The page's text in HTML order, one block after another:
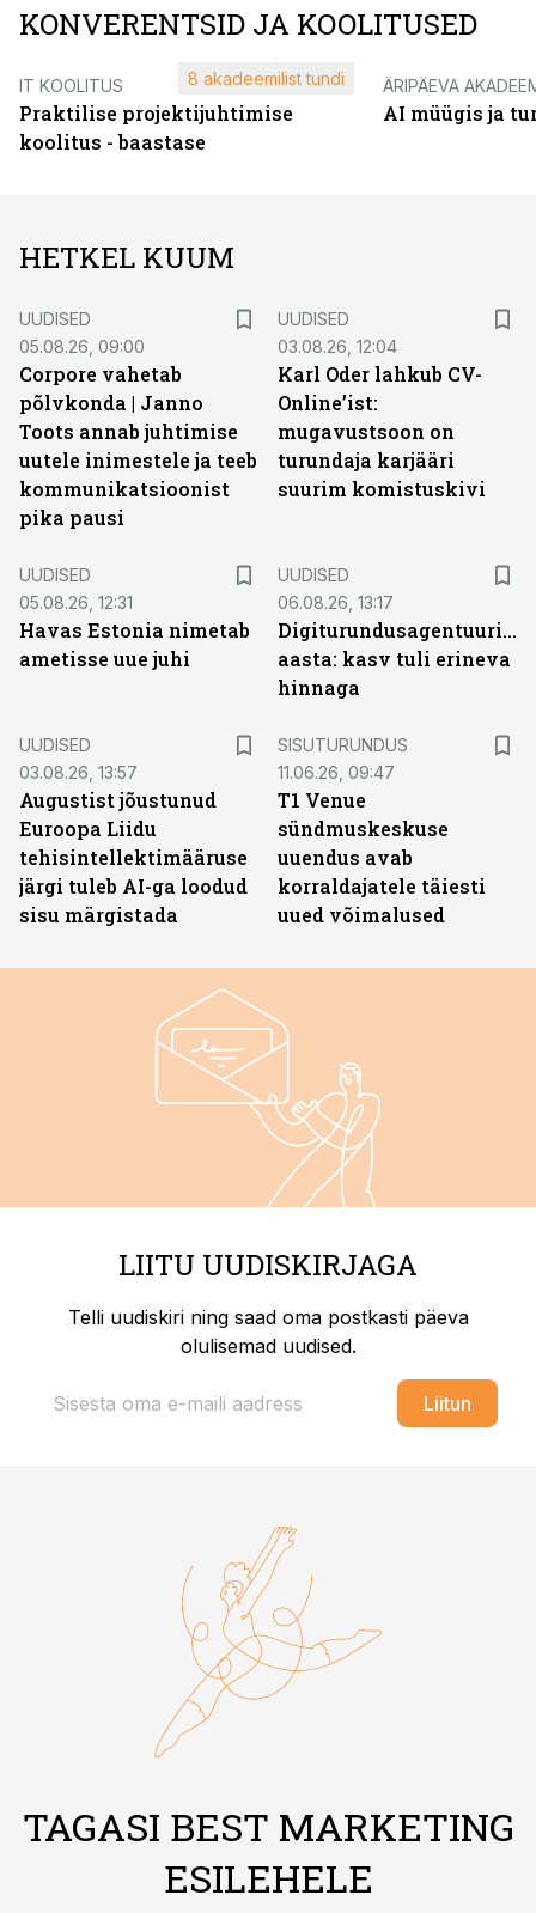
KONVERENTSID JA KOOLITUSED
IT KOOLITUS
Praktilise projektijuhtimise
koolitus - baastase
8 akadeemilist tundi ÄRIPÄEVA
AI müügis ja
HETKEL KUUM
UUDISED
05.08.26, 09:00
Corpore vahetab
põlvkonda | Janno
Toots annab juhtimise
uutele inimestele ja teeb
kommunikatsioonist
pika pausi
UUDISED
03.08.26, 12:04
Karl Oder lahkub CV-
Online’ist:
mugavustsoon on
turundaja karjääri
suurim komistuskivi
UUDISED
05.08.26, 12:31
Havas Estonia nimetab
ametisse uue juhi
UUDISED
06.08.26, 13:17
Digiturundusagentuuride
aasta: kasv tuli erineva
hinnaga
UUDISED
03.08.26, 13:57
Augustist jõustunud
Euroopa Liidu
tehisintellektimääruse
järgi tuleb AI-ga loodud
sisu märgistada
SISUTURUNDUS
11.06.26, 09:47
T1 Venue
sündmuskeskuse
uuendus avab
korraldajatele täiesti
uued võimalused
LIITU UUDISKIRJAGA
Telli uudiskiri ning saad oma postkasti päeva
olulisemad uudised.
Liitun
TAGASI BEST MARKETING
ESILEHELE